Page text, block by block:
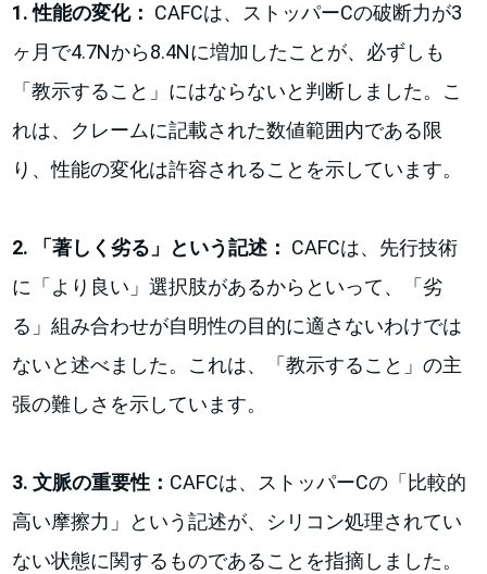
1. 性能の変化： CAFCは、ストッパーCの破断力が3
ヶ月で4.7Nから8.4Nに増加したことが、必ずしも
「教示すること」にはならないと判断しました。こ
れは、クレームに記載された数値範囲内である限
り、性能の変化は許容されることを示しています。
2. 「著しく劣る」という記述： CAFCは、先行技術
に「より良い」選択肢があるからといって、「劣
る」組み合わせが自明性の目的に適さないわけでは
ないと述べました。これは、「教示すること」の主
張の難しさを示しています。
3. 文脈の重要性： CAFCは、ストッパーCの「比較的
高い摩擦力」という記述が、シリコン処理されてい
ない状態に関するものであることを指摘しました。